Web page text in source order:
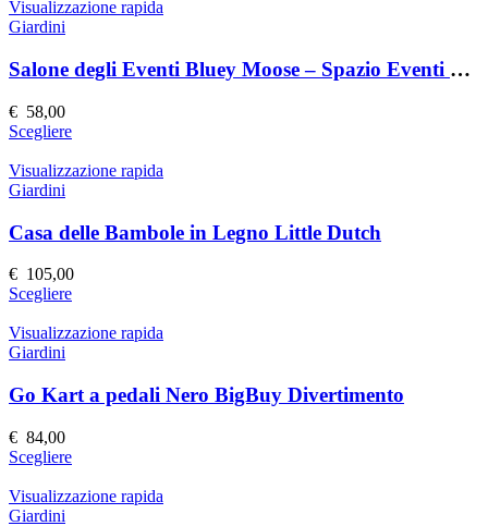
pagina
prodotto
ha
Le
opzioni
scelte
nella
pagina
prodotto
Visualizzazione rapida
Giardini
Salone degli Eventi Bluey Moose – Spazio Eventi Elegante e Versatile
€ 58,00
ScegliereQuesto
ha
Le
opzioni
possono
scelte
nella
pagina
Visualizzazione rapida
Giardini
Casa delle Bambole in Legno Little Dutch
€ 105,00
ScegliereQuesto
ha
Le
opzioni
scelte
nella
pagina
Visualizzazione rapida
Giardini
Go Kart a pedali Nero BigBuy Divertimento
€ 84,00
ScegliereQuesto
ha
Visualizzazione rapida
Giardini